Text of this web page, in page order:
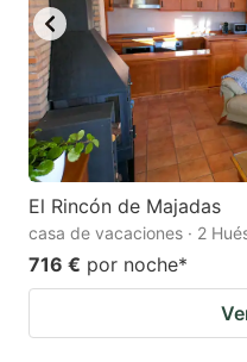
El Rincón de Majadas
casa de vacaciones · 2
716 € por noche*